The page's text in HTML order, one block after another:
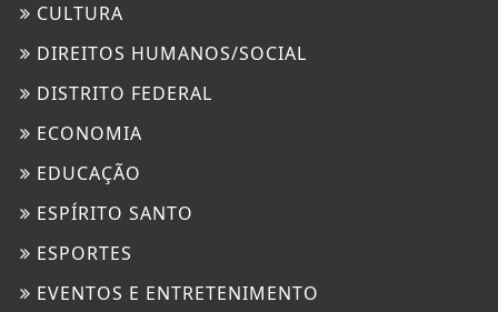
CULTURA
DIREITOS HUMANOS/SOCIAL
DISTRITO FEDERAL
ECONOMIA
EDUCAÇÃO
ESPÍRITO SANTO
ESPORTES
EVENTOS E ENTRETENIMENTO